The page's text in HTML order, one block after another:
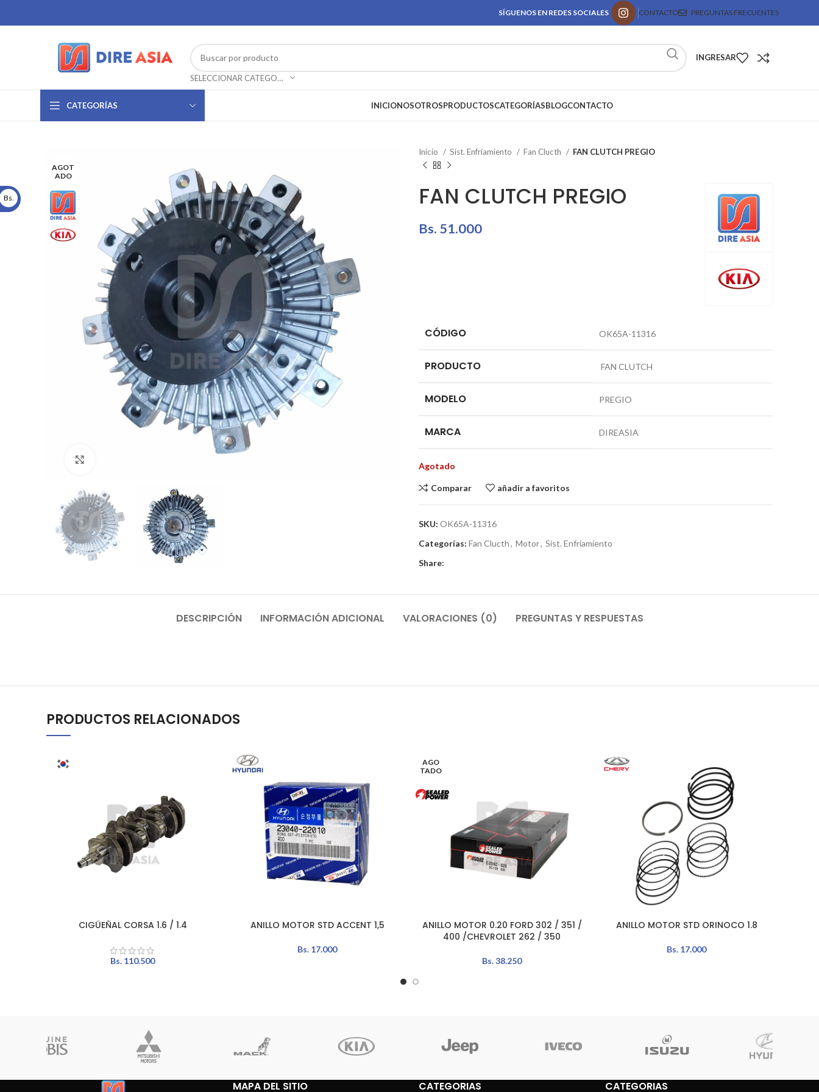
SÍGUENOS EN REDES SOCIALES CONTACTO PREGUNTAS FRECUENTES
SELECCIONAR CATEGORÍA
INGRESAR
CATEGORÍAS INICIONOSOTROSPRODUCTOSCATEGORÍASBLOGCONTACTO
AGOT
ADO
Inicio Sist. Enfriamiento Fan Clucth FAN CLUTCH PREGIO
FAN CLUTCH PREGIO
Bs. 51.000
CÓDIGO OK65A-11316
PRODUCTO FAN CLUTCH
MODELO PREGIO
MARCA DIREASIA
Agotado
Comparar añadir a favoritos
SKU: OK65A-11316
Categorías: Fan Clucth, Motor, Sist. Enfriamiento
Share:
DESCRIPCIÓN INFORMACIÓN ADICIONAL VALORACIONES (0) PREGUNTAS Y RESPUESTAS
PRODUCTOS RELACIONADOS
AÑADIR AL CARRITO
CIGÜEÑAL CORSA 1.6 / 1.4
Bs. 110.500
AÑADIR AL CARRITO
ANILLO MOTOR STD ACCENT 1,5
Bs. 17.000
AGO
TADO
LEER MÁS
ANILLO MOTOR 0.20 FORD 302 / 351 /
400 /CHEVROLET 262 / 350
Bs.38.250
AÑADIR AL CARRITO
ANILLO MOTOR STD ORINOCO 1.8
Bs. 17.000
MAPA DEL SITIO CATEGORIAS CATEGORIAS
Bs.